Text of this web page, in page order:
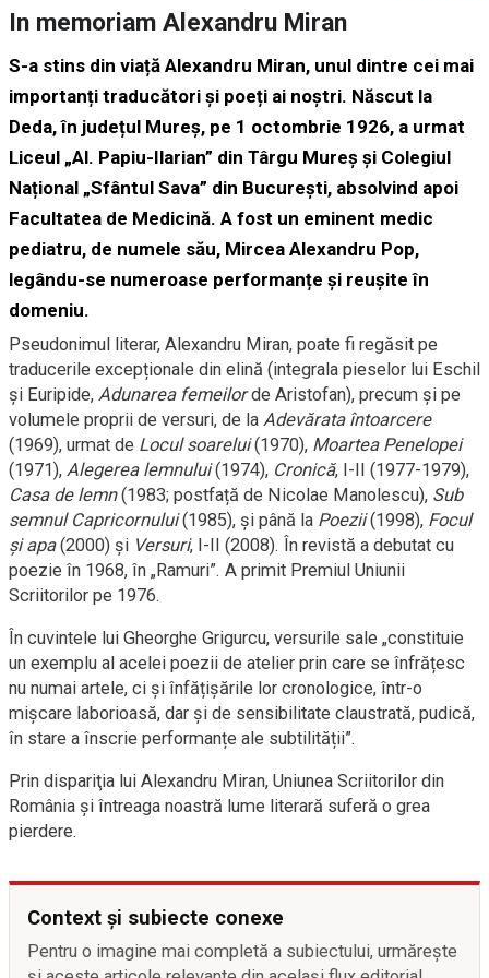
In memoriam Alexandru Miran
S-a stins din viață Alexandru Miran, unul dintre cei mai
importanți traducători și poeți ai noștri. Născut la
Deda, în județul Mureș, pe 1 octombrie 1926, a urmat
Liceul „Al. Papiu-Ilarian” din Târgu Mureș și Colegiul
Național „Sfântul Sava” din București, absolvind apoi
Facultatea de Medicină. A fost un eminent medic
pediatru, de numele său, Mircea Alexandru Pop,
legându-se numeroase performanțe și reușite în
domeniu.
Pseudonimul literar, Alexandru Miran, poate fi regăsit pe
traducerile excepționale din elină (integrala pieselor lui Eschil
și Euripide, Adunarea femeilorde Aristofan), precum și pe
volumele proprii de versuri, de la Adevărata întoarcere
(1969), urmat de Locul soarelui(1970), Moartea Penelopei
(1971), Alegerea lemnului(1974), Cronică, I-II (1977-1979),
Casa de lemn(1983; postfață de Nicolae Manolescu), Sub
semnul Capricornului(1985), și până la Poezii(1998), Focul
și apa(2000) și Versuri, I-II (2008). În revistă a debutat cu
poezie în 1968, în „Ramuri”. A primit Premiul Uniunii
Scriitorilor pe 1976.
În cuvintele lui Gheorghe Grigurcu, versurile sale „constituie
un exemplu al acelei poezii de atelier prin care se înfrățesc
nu numai artele, ci și înfățișările lor cronologice, într-o
mișcare laborioasă, dar și de sensibilitate claustrată, pudică,
în stare a înscrie performanțe ale subtilității”.
Prin dispariţia lui Alexandru Miran, Uniunea Scriitorilor din
România şi întreaga noastră lume literară suferă o grea
pierdere.
Context și subiecte conexe
Pentru o imagine mai completă a subiectului, urmărește